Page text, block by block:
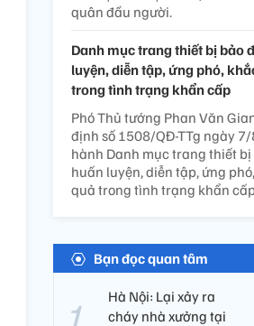
quân đầu người.
Danh mục trang thiết bị bảo
luyện, diễn tập, ứng phó,
trong tình trạng khẩn cấp
Phó Thủ tướng Phan Văn
định số 1508/QĐ-TTg ngày
hành Danh mục trang thiết
huấn luyện, diễn tập, ứng
quả trong tình trạng khẩn
Bạn đọc quan tâm
Hà Nội: Lại xảy ra
cháy nhà xưởng tại